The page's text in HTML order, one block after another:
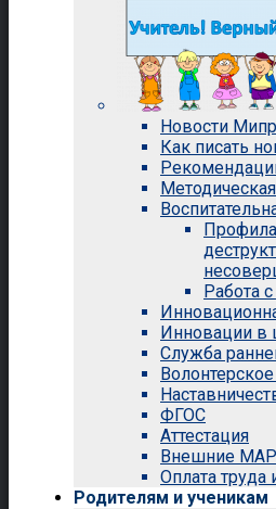
Новости
Как писать
Работа
Инновации в
Служба
ФГОС
Аттестация
Внешние
Оплата
Родителям и ученикам